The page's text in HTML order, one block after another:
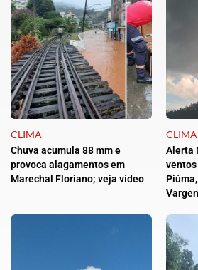
CLIMA
Chuva acumula 88 mm e
provoca alagamentos em
Marechal Floriano; veja vídeo
CLIMA
Alerta